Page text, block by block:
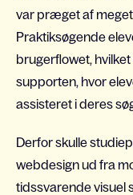
var præget af
Praktiksøgende
brugerflowet,
supporten, hvor
assisteret i deres
Derfor skulle
webdesign ud fra
tidssvarende visuel